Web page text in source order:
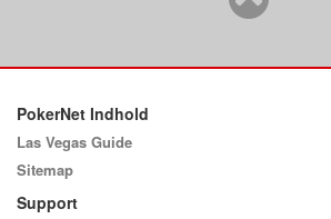
PokerNet Indhold
Las Vegas Guide
Sitemap
Support